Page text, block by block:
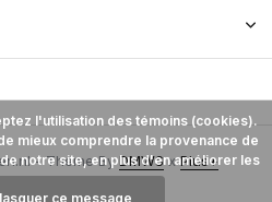
- Theme ByDMWSxPlus+
l'utilisation des témoins (cookies).
mieux comprendre la provenance de
notre site, en plus d'en améliorer les
ce message